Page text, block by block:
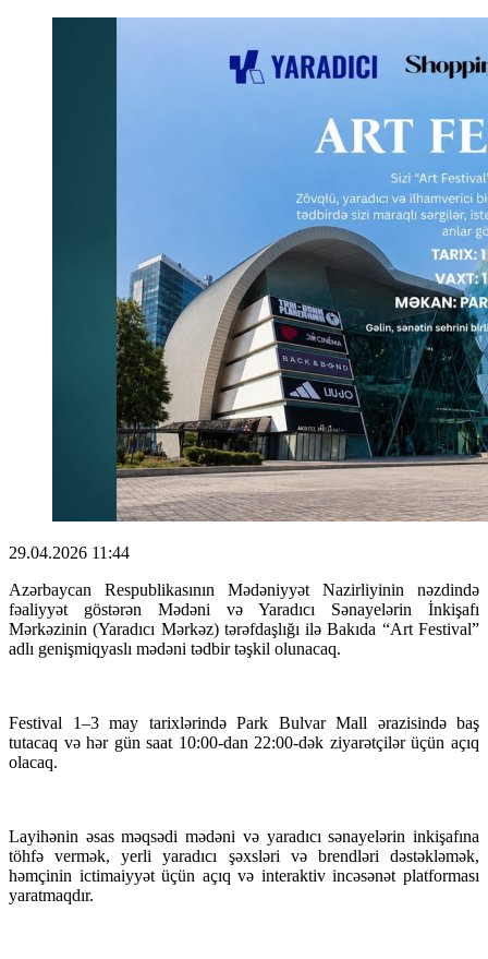
29.04.2026 11:44
Azərbaycan Respublikasının Mədəniyyət Nazirliyinin nəzdində
fəaliyyət göstərən Mədəni və Yaradıcı Sənayelərin İnkişafı
Mərkəzinin (Yaradıcı Mərkəz) tərəfdaşlığı ilə Bakıda “Art Festival”
adlı genişmiqyaslı mədəni tədbir təşkil olunacaq.
Festival 1–3 may tarixlərində Park Bulvar Mall ərazisində baş
tutacaq və hər gün saat 10:00-dan 22:00-dək ziyarətçilər üçün açıq
olacaq.
Layihənin əsas məqsədi mədəni və yaradıcı sənayelərin inkişafına
töhfə vermək, yerli yaradıcı şəxsləri və brendləri dəstəkləmək,
həmçinin ictimaiyyət üçün açıq və interaktiv incəsənət platforması
yaratmaqdır.